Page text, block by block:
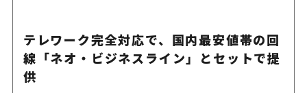
テレワーク完全対応で、国内最安値帯の回
線「ネオ・ビジネスライン」とセットで提
供